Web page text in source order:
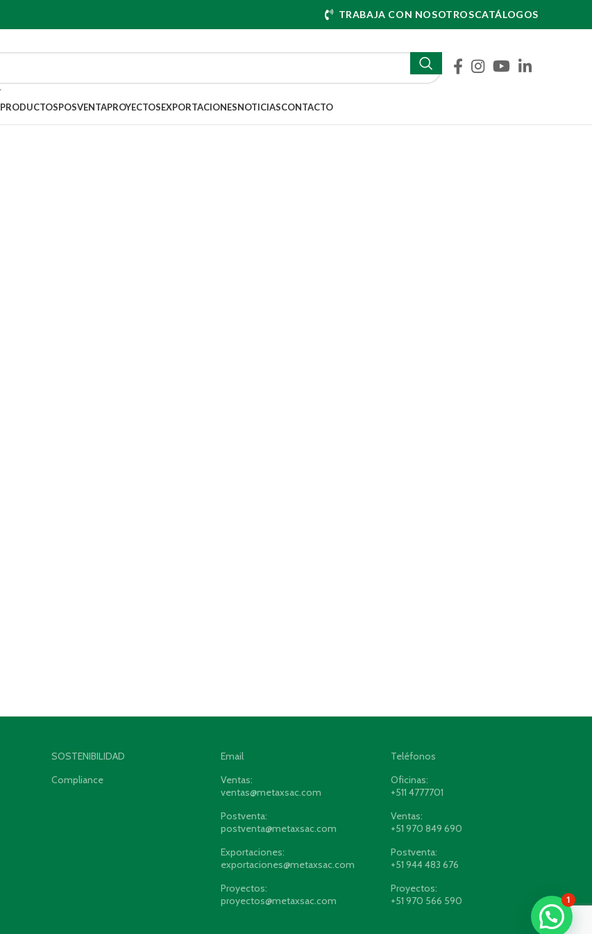
TRABAJA CON NOSOTROSCATÁLOGOS
PRODUCTOSPOSVENTAPROYECTOSEXPORTACIONESNOTICIASCONTACTO
SOSTENIBILIDAD
Compliance
Email
Ventas:
ventas@metaxsac.com
Postventa:
postventa@metaxsac.com
Exportaciones:
exportaciones@metaxsac.com
Proyectos:
proyectos@metaxsac.com
Teléfonos
Oficinas:
+511 4777701
Ventas:
+51 970 849 690
Postventa:
+51 944 483 676
Proyectos:
+51 970 566 590
1